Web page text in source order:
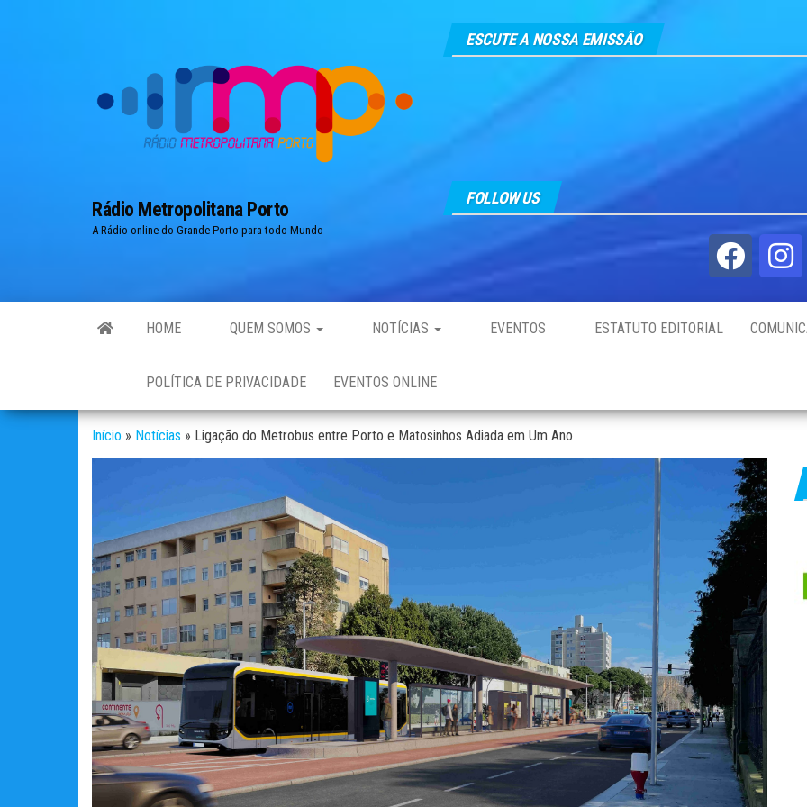
Rádio Metropolitana Porto
A Rádio online do Grande Porto para todo Mundo
ESCUTE A NOSSA EMISSÃO
FOLLOW US
HOME QUEM SOMOS NOTÍCIAS EVENTOS ESTATUTO EDITORIAL
POLÍTICA DE PRIVACIDADE EVENTOS ONLINE
Início » Notícias » Ligação do Metrobus entre Porto e Matosinhos Adiada em Um Ano